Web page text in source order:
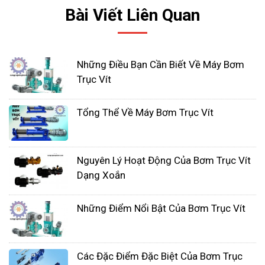
Tâm Nhất Phát cam kết mang đến cho khách
lượng cao, được chọn lọc từ các nhà sản xuất
hàng đầu. Các bơm bùn trục vít tại Tâm Nhất Phát
đáp ứng các tiêu chuẩn chất lượng nghiêm ngặt
và được kiểm tra kỹ lưỡng trước khi đưa ra thị
trường, đảm bảo hiệu suất vượt trội và độ bền lâu
dài.
Bài Viết Liên Quan
Những Điều Bạn Cần Biết Về Máy Bơm
Trục Vít
Tổng Thể Về Máy Bơm Trục Vít
Nguyên Lý Hoạt Động Của Bơm Trục Vít
Dạng Xoắn
Những Điểm Nổi Bật Của Bơm Trục Vít
Các Đặc Điểm Đặc Biệt Của Bơm Trục